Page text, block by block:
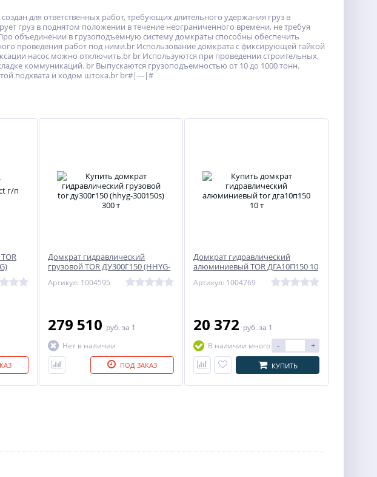
для ответственных работ, требующих длительного удержания груз в
груз в поднятом положении в течение неограниченного времени, не требуя
объединении в грузоподъемную систему домкраты способны обеспечить
проведения работ под ними.br Использование домкрата с фиксирующей гайкой
насос можно отключить.br br Используются при проведении строительных,
коммуникаций. br Выпускаются грузоподъемностью от 10 до 1000 тонн.
подхвата и ходом штока.br br#|---|#
Домкрат гидравлический
грузовой TOR ДУ300Г150 (HHYG-
Артикул: 1004595
279 510 руб. за 1
Нет в наличии
ПОД ЗАКАЗ
Домкрат гидравлический
алюминиевый TOR ДГА10П150 10
Артикул: 1004769
20 372 руб. за 1
В наличии много
- +
КУПИТЬ